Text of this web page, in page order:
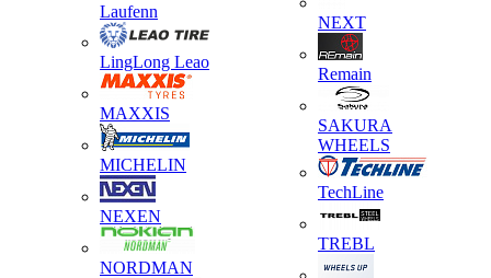
Laufenn
LingLong Leao
MAXXIS
MICHELIN
NEXEN
NORDMAN
NEXT
Remain
SAKURA
WHEELS
TechLine
TREBL